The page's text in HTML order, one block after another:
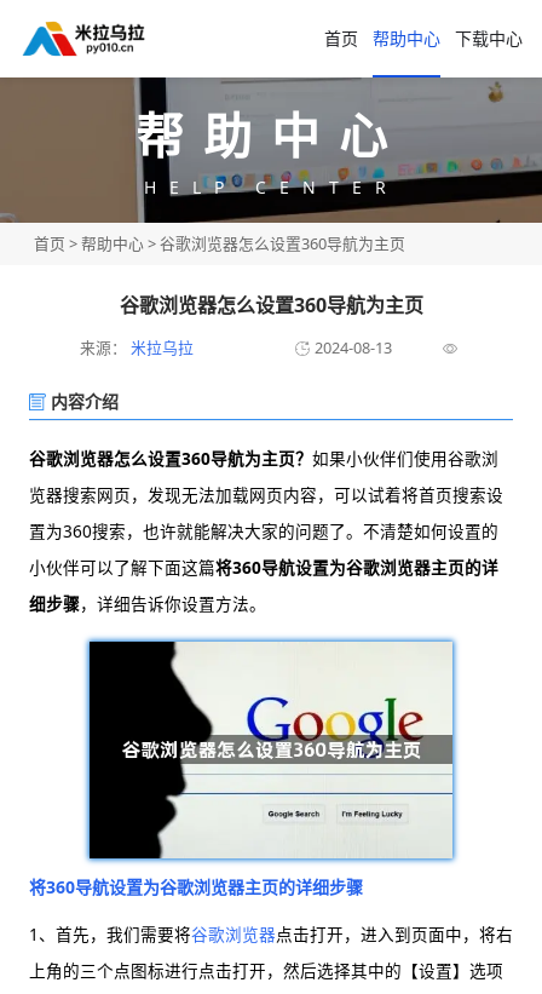
首页 帮助中心 下载中心
帮助中心
HELP CENTER
首页 >帮助中心> 谷歌浏览器怎么设置360导航为主页
谷歌浏览器怎么设置360导航为主页
来源： 米拉乌拉 2024-08-13
内容介绍
谷歌浏览器怎么设置360导航为主页？ 如果小伙伴们使用谷歌浏
览器搜索网页，发现无法加载网页内容，可以试着将首页搜索设
置为360搜索，也许就能解决大家的问题了。不清楚如何设置的
小伙伴可以了解下面这篇将360导航设置为谷歌浏览器主页的详
细步骤，详细告诉你设置方法。
将360导航设置为谷歌浏览器主页的详细步骤
1、首先，我们需要将谷歌浏览器点击打开，进入到页面中，将右
上角的三个点图标进行点击打开，然后选择其中的【设置】选项